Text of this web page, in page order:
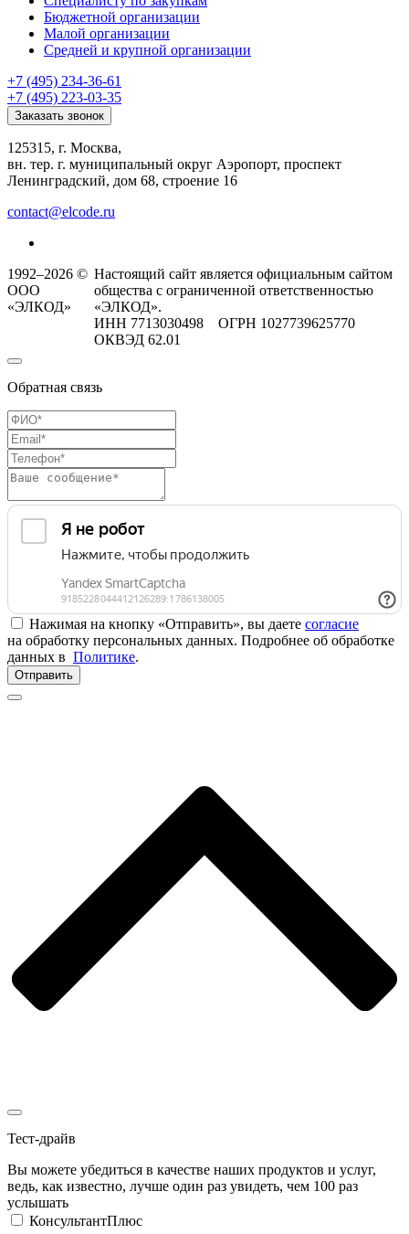
Бюджетной организации
Малой организации
Средней и крупной организации
+7 (495) 234-36-61
+7 (495) 223-03-35
Заказать звонок
125315, г. Москва,
вн. тер. г. муниципальный округ Аэропорт, проспект
Ленинградский, дом 68, строение 16
contact@elcode.ru
1992–2026 ©
ООО
«ЭЛКОД»
Настоящий сайт является официальным сайтом
общества с ограниченной ответственностью
«ЭЛКОД».
ИНН 7713030498 ОГРН 1027739625770
ОКВЭД 62.01
Обратная связь
Нажимая на кнопку «Отправить», вы даете согласие
на обработку персональных данных. Подробнее об обработке
данных в Политике.
Отправить
Тест-драйв
Вы можете убедиться в качестве наших продуктов и услуг,
ведь, как известно, лучше один раз увидеть, чем 100 раз
услышать
КонсультантПлюс